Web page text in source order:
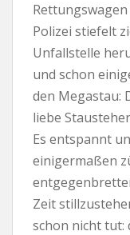
Polizei stiefelt
Unfallstelle
und schon
den Megastau:
liebe
Es entspannt
einigermaßen
Zeit
schon nicht tut: